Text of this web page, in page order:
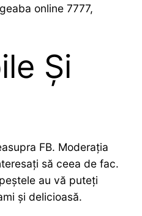
online 7777,
Și
FB. Moderația
să ceea de fac.
au vă puteți
și delicioasă.